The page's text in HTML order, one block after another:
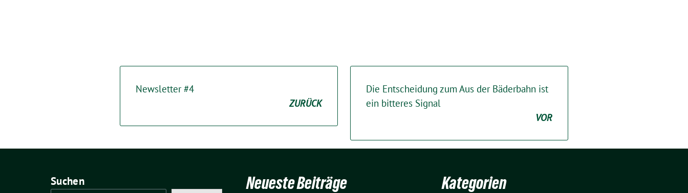
Newsletter #4
ZURÜCK
Die Entscheidung zum Aus der Bäderbahn ist
ein bitteres Signal
VOR
Suchen Neueste Beiträge Kategorien